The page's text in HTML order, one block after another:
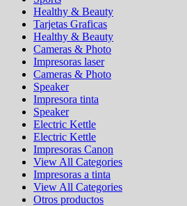
Healthy & Beauty
Tarjetas Graficas
Healthy & Beauty
Cameras & Photo
Impresoras laser
Cameras & Photo
Speaker
Impresora tinta
Speaker
Electric Kettle
Electric Kettle
Impresoras Canon
View All Categories
Impresoras a tinta
View All Categories
Otros productos